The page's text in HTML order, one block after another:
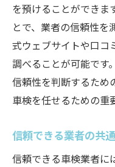
割引制度の
コストダウ
長期的視点
必要なサー
予算内での
安全性を保証
信頼性と安
を預けることができま
とで、業者の信頼性を
式ウェブサイトや口コ
調べることが可能です
信頼性を判断するため
車検を任せるための重
信頼できる業者の共
信頼できる車検業者に